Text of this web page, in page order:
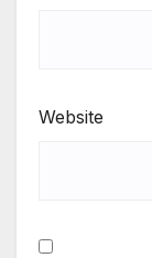
Website